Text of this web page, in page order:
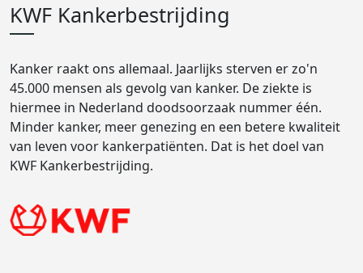
KWF Kankerbestrijding
Kanker raakt ons allemaal. Jaarlijks sterven er zo'n
45.000 mensen als gevolg van kanker. De ziekte is
hiermee in Nederland doodsoorzaak nummer één.
Minder kanker, meer genezing en een betere kwaliteit
van leven voor kankerpatiënten. Dat is het doel van
KWF Kankerbestrijding.